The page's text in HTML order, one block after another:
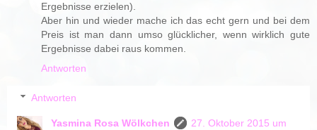
Ergebnisse erzielen).
Aber hin und wieder mache ich das echt gern und bei dem
Preis ist man dann umso glücklicher, wenn wirklich gute
Ergebnisse dabei raus kommen.
Antworten
Antworten
Yasmina Rosa Wölkchen
27. Oktober 2015 um